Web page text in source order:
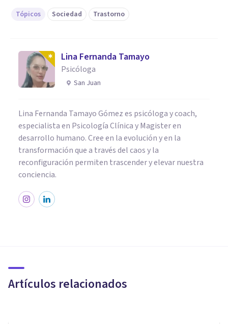
Tópicos Sociedad Trastorno
Lina Fernanda Tamayo
Psicóloga
San Juan
Lina Fernanda Tamayo Gómez es psicóloga y coach,
especialista en Psicología Clínica y Magister en
desarrollo humano. Cree en la evolución y en la
transformación que a través del caos y la
reconfiguración permiten trascender y elevar nuestra
conciencia.
Artículos relacionados
impacto en la sociedad actual